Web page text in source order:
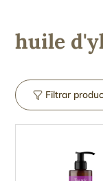
huile
Filtrar